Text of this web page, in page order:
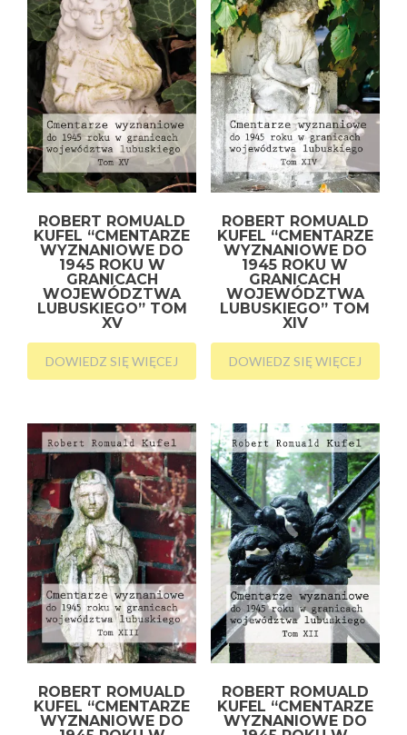
ROBERT ROMUALD
KUFEL “CMENTARZE
WYZNANIOWE DO
1945 ROKU W
GRANICACH
WOJEWÓDZTWA
LUBUSKIEGO” TOM
XV
DOWIEDZ SIĘ WIĘCEJ
ROBERT ROMUALD
KUFEL “CMENTARZE
WYZNANIOWE DO
1945 ROKU W
GRANICACH
WOJEWÓDZTWA
LUBUSKIEGO” TOM
XIV
DOWIEDZ SIĘ WIĘCEJ
ROBERT ROMUALD
KUFEL “CMENTARZE
WYZNANIOWE DO
ROBERT ROMUALD
KUFEL “CMENTARZE
WYZNANIOWE DO